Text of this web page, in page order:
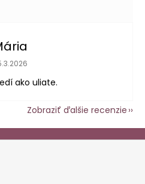
obchodu je 5 z 5
ako uliate.
Zobraziť ďalšie recenzie